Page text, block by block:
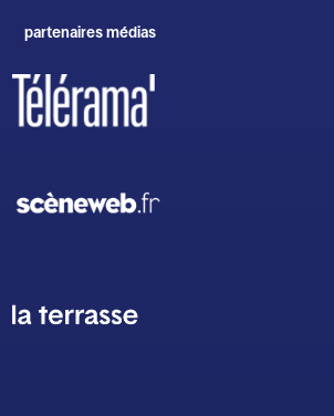
partenaires médias